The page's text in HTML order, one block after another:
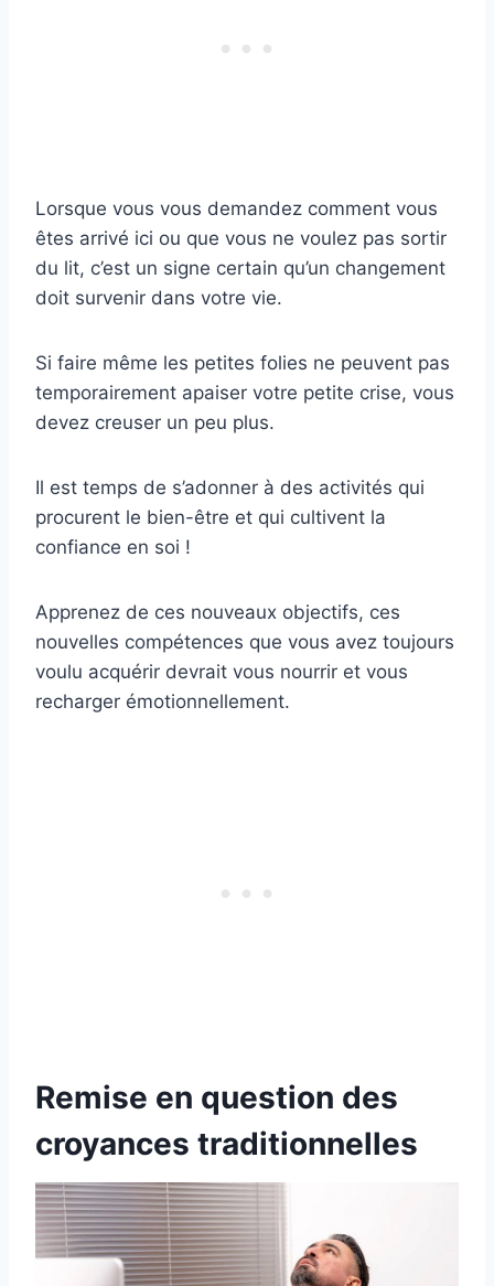
Lorsque vous vous demandez comment vous
êtes arrivé ici ou que vous ne voulez pas sortir
du lit, c’est un signe certain qu’un changement
doit survenir dans votre vie.
Si faire même les petites folies ne peuvent pas
temporairement apaiser votre petite crise, vous
devez creuser un peu plus.
Il est temps de s’adonner à des activités qui
procurent le bien-être et qui cultivent la
confiance en soi !
Apprenez de ces nouveaux objectifs, ces
nouvelles compétences que vous avez toujours
voulu acquérir devrait vous nourrir et vous
recharger émotionnellement.
Remise en question des
croyances traditionnelles